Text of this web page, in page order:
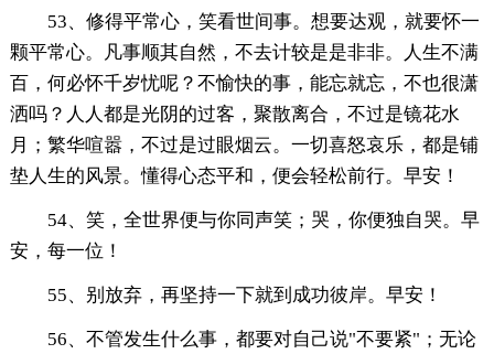
53、修得平常心，笑看世间事。想要达观，就要怀一
颗平常心。凡事顺其自然，不去计较是是非非。人生不满
百，何必怀千岁忧呢？不愉快的事，能忘就忘，不也很潇
洒吗？人人都是光阴的过客，聚散离合，不过是镜花水
月；繁华喧嚣，不过是过眼烟云。一切喜怒哀乐，都是铺
垫人生的风景。懂得心态平和，便会轻松前行。早安！
54、笑，全世界便与你同声笑；哭，你便独自哭。早
安，每一位！
55、别放弃，再坚持一下就到成功彼岸。早安！
56、不管发生什么事，都要对自己说"不要紧"；无论